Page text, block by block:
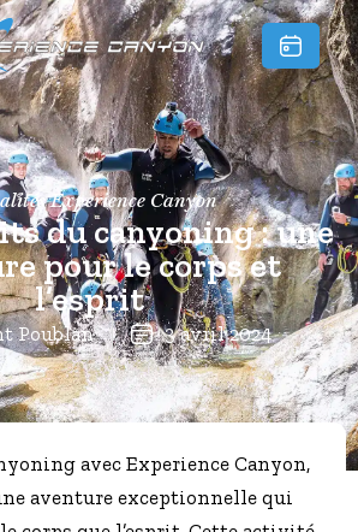
Experience Canyon
du canyoning : une
pour le corps et
l’esprit
Poublan 3 avril 2024
avec Experience Canyon,
aventure exceptionnelle qui